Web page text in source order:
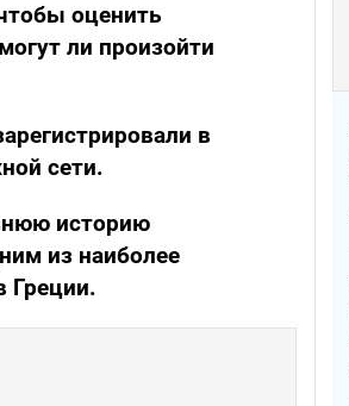
оценить
могут ли произойти
в
сети.
историю
из наиболее
Греции.